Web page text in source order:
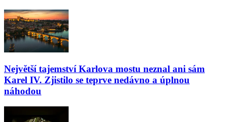
Největší tajemství Karlova mostu neznal ani sám
Karel IV. Zjistilo se teprve nedávno a úplnou
náhodou